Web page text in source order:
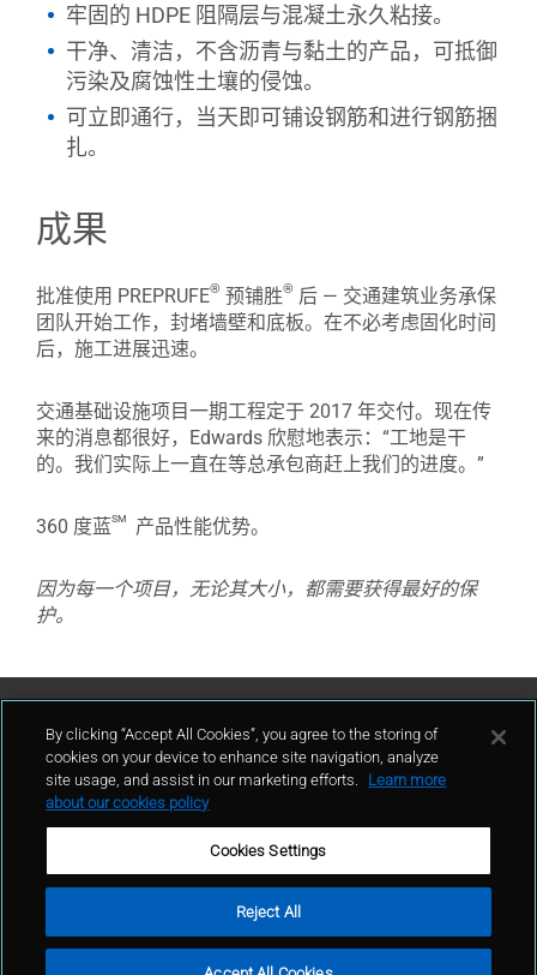
牢固的 HDPE 阻隔层与混凝土永久粘接。
干净、清洁，不含沥青与黏土的产品，可抵御
污染及腐蚀性土壤的侵蚀。
可立即通行，当天即可铺设钢筋和进行钢筋捆
扎。
成果
批准使用 PREPRUFE® 预铺胜® 后 — 交通建筑业务承保
团队开始工作，封堵墙壁和底板。在不必考虑固化时间
后，施工进展迅速。
交通基础设施项目一期工程定于 2017 年交付。现在传
来的消息都很好，Edwards 欣慰地表示：“工地是干
的。我们实际上一直在等总承包商赶上我们的进度。”
360 度蓝sm 产品性能优势。
因为每一个项目，无论其大小，都需要获得最好的保
护。
联系我们
© GCP 2024
By clicking “Accept All Cookies”, you agree to the storing of
cookies on your device to enhance site navigation, analyze
site usage, and assist in our marketing efforts.
Learn more
about our cookies policy
Cookies Settings
Reject All